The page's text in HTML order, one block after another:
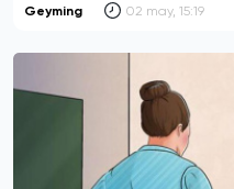
Geyming 02 may, 15:19